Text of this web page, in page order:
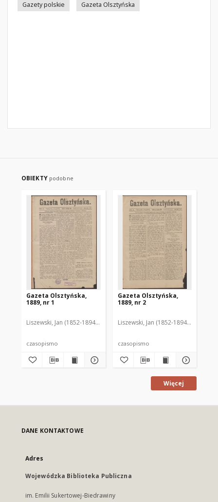
Gazety polskie
Gazeta Olsztyńska
OBIEKTY podobne
Gazeta Olsztyńska,
1889, nr 1
Liszewski, Jan (1852-1894). Red.
czasopismo
Gazeta Olsztyńska,
1889, nr 2
Liszewski, Jan (1852-1894). Red.
czasopismo
Więcej
DANE KONTAKTOWE
Adres
Wojewódzka Biblioteka Publiczna
im. Emilii Sukertowej-Biedrawiny